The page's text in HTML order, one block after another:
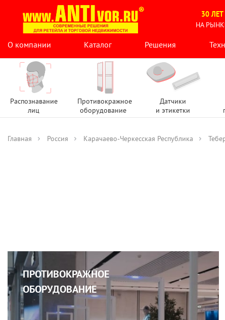
30 ЛЕТ
НА
О компании
Каталог Решения
Распознавание
лиц
Противокражное
оборудование
Датчики
и этикетки
Главная Россия Карачаево-Черкесская Республика
ПРОТИВОКРАЖНОЕ
ОБОРУДОВАНИЕ